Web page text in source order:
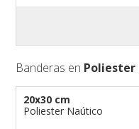
Banderas en
20x30 cm
Poliester Naútico